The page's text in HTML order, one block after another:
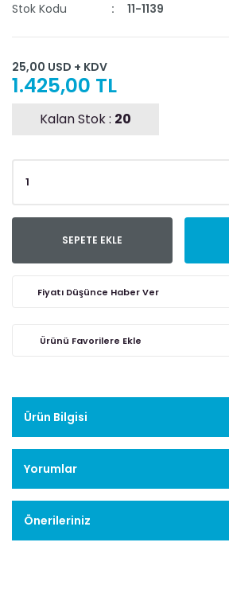
Stok Kodu
11-1139
25,00 USD + KDV
1.425,00 TL
Kalan Stok : 20
SEPETE EKLE
Fiyatı Düşünce Haber Ver
Ürün Bilgisi
Yorumlar
Önerileriniz